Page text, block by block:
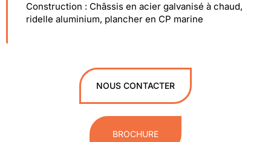
Construction : Châssis en acier galvanisé à chaud,
ridelle aluminium, plancher en CP marine
NOUS CONTACTER
BROCHURE